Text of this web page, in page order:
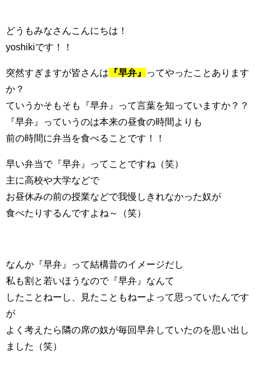
どうもみなさんこんにちは！
yoshikiです！！
突然すぎますが皆さんは 『早弁』
ってやったことあります
か？
ていうかそもそも『早弁』って言葉を知っていますか？？
『早弁』っていうのは本来の昼食の時間よりも
前の時間に弁当を食べることです！！
早い弁当で『早弁』ってことですね（笑）
主に高校や大学などで
お昼休みの前の授業などで我慢しきれなかった奴が
食べたりするんですよね～（笑）
なんか『早弁』って結構昔のイメージだし
私も割と若いほうなので『早弁』なんて
したことねーし、見たこともねーよって思っていたんです
が
よく考えたら隣の席の奴が毎回早弁していたのを思い出し
ました（笑）